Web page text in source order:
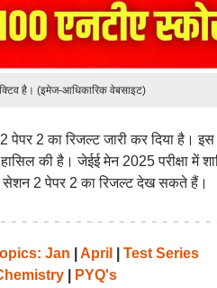
है। (इमेज-आधिकारिक वेबसाइट)
2 का रिजल्ट जारी कर दिया है। इस
की है। जेईई मेन 2025 परीक्षा में
सेशन 2 पेपर 2 का रिजल्ट देख सकते हैं।
Jan April
Test Series
|
PYQ's